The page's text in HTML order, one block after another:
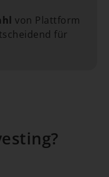
von Plattform
für